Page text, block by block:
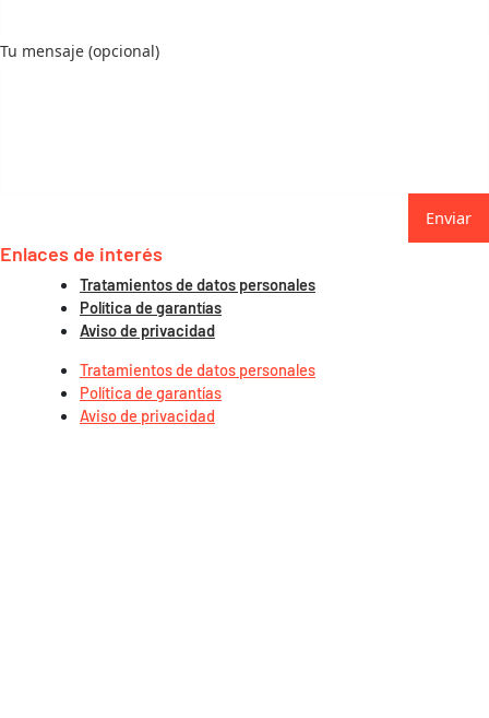
Tu mensaje (opcional)
Enviar
Enlaces de interés
Tratamientos de datos personales
Política de garantías
Aviso de privacidad
Tratamientos de datos personales
Política de garantías
Aviso de privacidad